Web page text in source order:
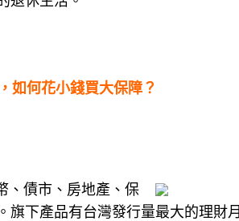
如何花小錢買大保障？
、債市、房地產、保
旗下產品有台灣發行量最大的理財